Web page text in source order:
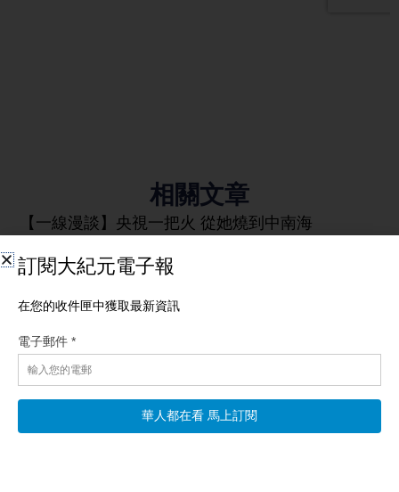
相關文章
【一線漫談】央視一把火 從她燒到中南海
【新唐人北京時間2026年08月09日訊】觀眾朋友們大家好，歡迎
的場面。7月24日一天之內，就有十個廳局級官員被查，六個廳局
天就有17個官員出事。 而從7月開始，還有六個副部級的中管官
員落馬，涉及金融、交通、民航、地方政協和宣傳系統。 所以也
有網友調侃說，現在中共官員落馬已經成了「流水線作業」了，
阅读更多 »